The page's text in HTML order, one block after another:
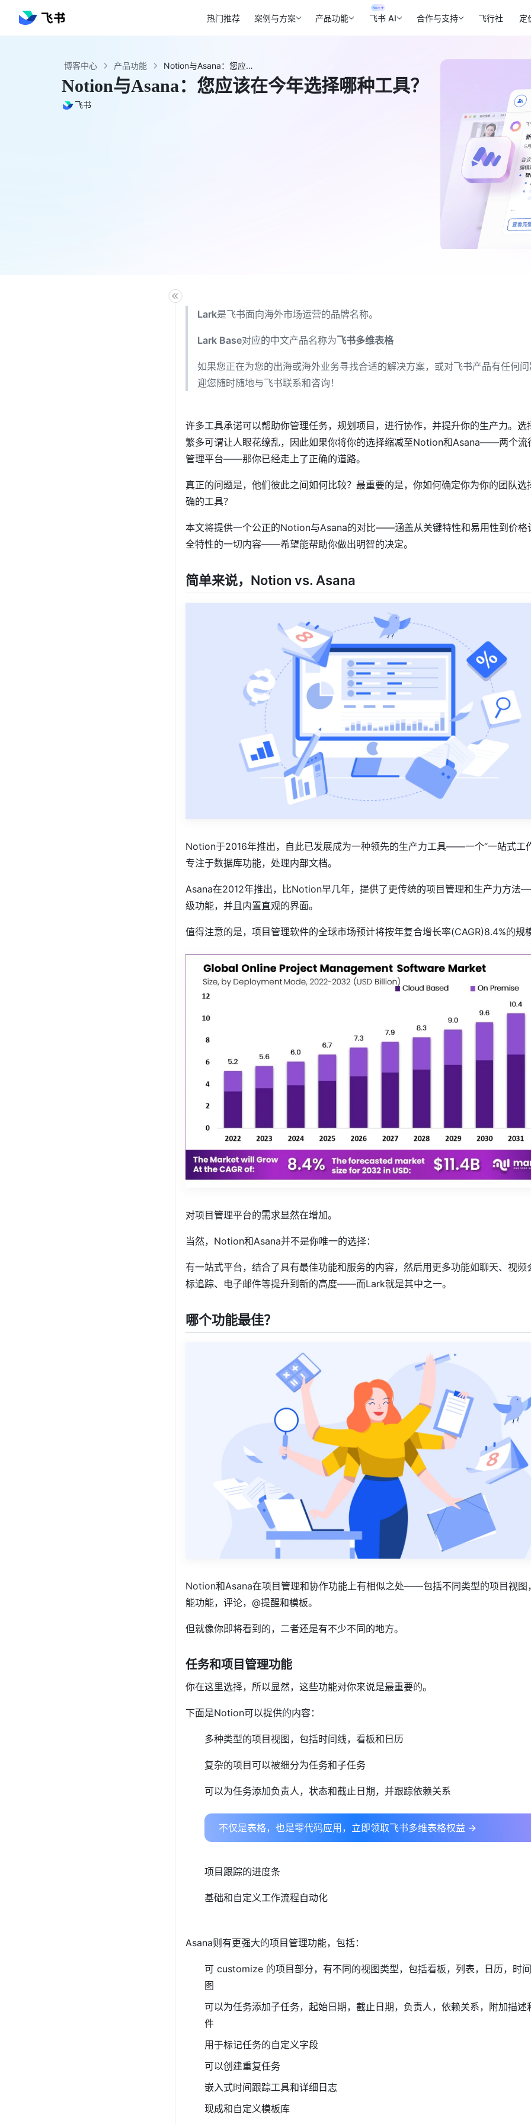
热门推荐 案例与方案 产品功能 飞书 AI 合作与支持 飞行社 定
博客中心 产品功能 Notion与Asana：您应该在今年选择哪种工具？ - 飞书官网
Notion与Asana：您应该在今年选择哪种工具？
飞书
Lark是飞书面向海外市场运营的品牌名称。
Lark Base对应的中文产品名称为飞书多维表格
如果您正在为您的出海或海外业务寻找合适的解决方案，或对飞书产品有任何
迎您随时随地与飞书联系和咨询！
许多工具承诺可以帮助你管理任务，规划项目，进行协作，并提升你的生产力。选
繁多可谓让人眼花缭乱，因此如果你将你的选择缩减至Notion和Asana——两个流
管理平台——那你已经走上了正确的道路。
真正的问题是，他们彼此之间如何比较？最重要的是，你如何确定你为你的团队选
确的工具？
本文将提供一个公正的Notion与Asana的对比——涵盖从关键特性和易用性到价格
全特性的一切内容——希望能帮助你做出明智的决定。
简单来说，Notion vs. Asana
Notion于2016年推出，自此已发展成为一种领先的生产力工具——一个“一站式工
专注于数据库功能，处理内部文档。
Asana在2012年推出，比Notion早几年，提供了更传统的项目管理和生产力方法
级功能，并且内置直观的界面。
值得注意的是，项目管理软件的全球市场预计将按年复合增长率(CAGR)8.4%的规
对项目管理平台的需求显然在增加。
当然，Notion和Asana并不是你唯一的选择：
有一站式平台，结合了具有最佳功能和服务的内容，然后用更多功能如聊天、视频
标追踪、电子邮件等提升到新的高度——而Lark就是其中之一。
哪个功能最佳？
Notion和Asana在项目管理和协作功能上有相似之处——包括不同类型的项目视图
能功能，评论，@提醒和模板。
但就像你即将看到的，二者还是有不少不同的地方。
任务和项目管理功能
你在这里选择，所以显然，这些功能对你来说是最重要的。
下面是Notion可以提供的内容：
多种类型的项目视图，包括时间线，看板和日历
复杂的项目可以被细分为任务和子任务
可以为任务添加负责人，状态和截止日期，并跟踪依赖关系
不仅是表格，也是零代码应用，立即领取飞书多维表格权益 →
项目跟踪的进度条
基础和自定义工作流程自动化
Asana则有更强大的项目管理功能，包括：
可 customize 的项目部分，有不同的视图类型，包括看板，列表，日历，时
图
可以为任务添加子任务，起始日期，截止日期，负责人，依赖关系，附加描述
件
用于标记任务的自定义字段
可以创建重复任务
嵌入式时间跟踪工具和详细日志
现成和自定义模板库